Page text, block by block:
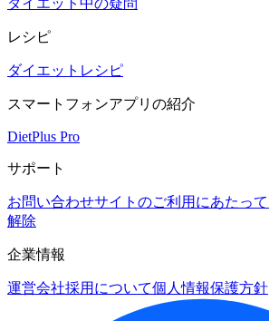
ダイエット中の疑問
レシピ
ダイエットレシピ
スマートフォンアプリの紹介
DietPlus Pro
サポート
お問い合わせサイトのご利用にあたって
解除
企業情報
運営会社採用について個人情報保護方針